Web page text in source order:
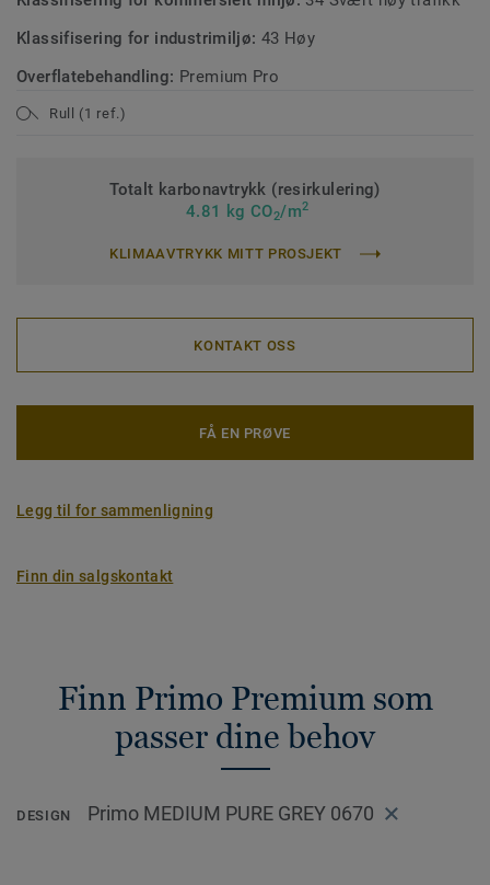
Klassifisering for industrimiljø: 43 Høy
Overflatebehandling: Premium Pro
Rull (1 ref.)
Totalt karbonavtrykk (resirkulering)
4.81 kg CO2/m2
KLIMAAVTRYKK MITT PROSJEKT
KONTAKT OSS
FÅ EN PRØVE
Legg til for sammenligning
Finn din salgskontakt
Finn Primo Premium som
passer dine behov
DESIGN Primo MEDIUM PURE GREY 0670